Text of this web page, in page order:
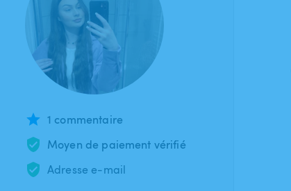
1 commentaire
Moyen de paiement vérifié
Adresse e-mail